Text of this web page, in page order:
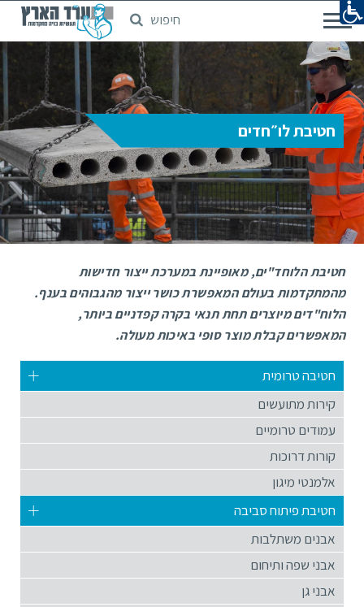
דלג
לתוכן
המרכזי
חיפוש
חטיבת לו״חדים
חטיבת הלוחד"ים, מאופיינת במערכת ייצור חדישות
מהמתקדמות בעולם המאפשרת כושר ייצור מהגבוהים בענף.
הלוח"דים מיוצרים תחת תנאי בקרה קפדניים ביותר,
המאפשרים קבלת מוצר סופי באיכות מעולה.
חטיבה טרומית
קירות מתועשים
עמודים טרומיים
קורות דרוכות
אלמנטי מיגון
חטיבת פיתוח סביבה
אבנים משתלבות
אבני שפה ותיחום
אבני גן